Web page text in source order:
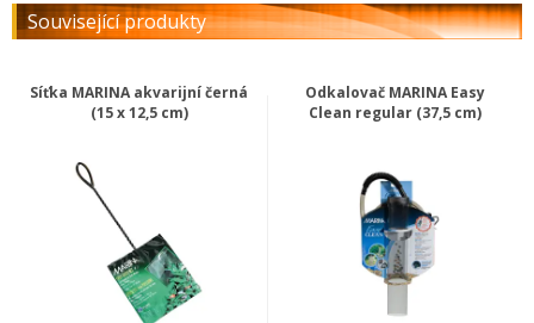
Související produkty
Síťka MARINA akvarijní černá
(15 x 12,5 cm)
Odkalovač MARINA Easy
Clean regular (37,5 cm)